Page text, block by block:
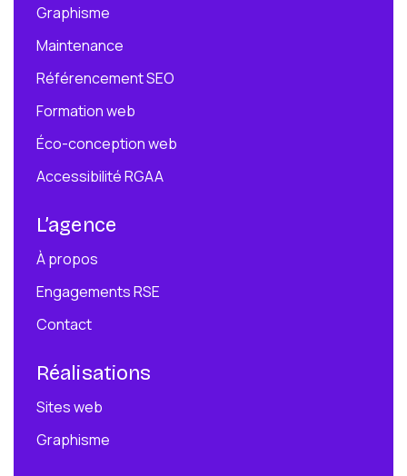
Graphisme
Maintenance
Référencement SEO
Formation web
Éco-conception web
Accessibilité RGAA
L’agence
À propos
Engagements RSE
Contact
Réalisations
Sites web
Graphisme